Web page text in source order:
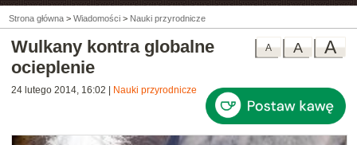
Strona główna > Wiadomości > Nauki przyrodnicze
A
A
A
Wulkany kontra globalne
ocieplenie
24 lutego 2014, 16:02 Nauki przyrodnicze